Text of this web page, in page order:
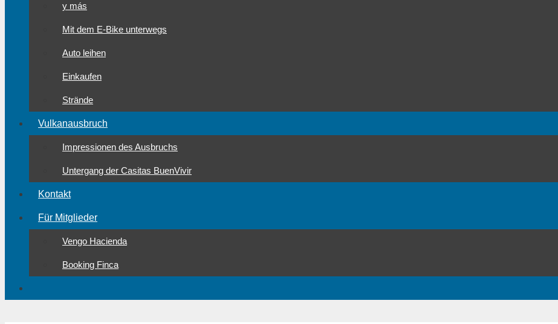
y más
Mit dem E-Bike unterwegs
Auto leihen
Einkaufen
Strände
Vulkanausbruch
Impressionen des Ausbruchs
Untergang der Casitas BuenVivir
Kontakt
Für Mitglieder
Vengo Hacienda
Booking Finca